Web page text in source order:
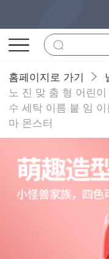
홈페이지로 가기
노 진 맞 춤 형 어린
수 세탁 이름 붙 임
마 몬스터